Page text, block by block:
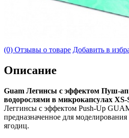
(0) Отзывы о товаре Добавить в
Описание
Guam Легинсы с эффектом Пуш-
водорослями в микрокапсулах XS-
Леггинсы с эффектом Push-Up
предназначенное для моделирования
ягодиц.